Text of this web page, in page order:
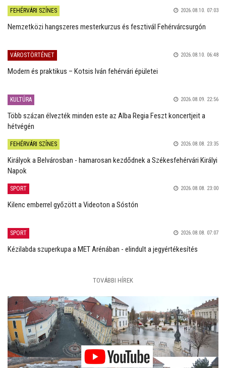
FEHÉRVÁRI SZÍNES 2026.08.10. 07:03
Nemzetközi hangszeres mesterkurzus és fesztivál Fehérvárcsurgón
VÁROSTÖRTÉNET 2026.08.10. 06:48
Modern és praktikus – Kotsis Iván fehérvári épületei
KULTÚRA 2026.08.09. 22:56
Több százan élvezték minden este az Alba Regia Feszt koncertjeit a
hétvégén
FEHÉRVÁRI SZÍNES 2026.08.08. 23:35
Királyok a Belvárosban - hamarosan kezdődnek a Székesfehérvári Királyi
Napok
SPORT 2026.08.08. 23:00
Kilenc emberrel győzött a Videoton a Sóstón
SPORT 2026.08.08. 07:07
Kézilabda szuperkupa a MET Arénában - elindult a jegyértékesítés
TOVÁBBI HÍREK